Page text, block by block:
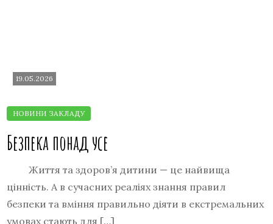
19.05.2026
Безпека понад усе
Життя та здоров’я дитини — це найвища
цінність. А в сучасних реаліях знання правил
безпеки та вміння правильно діяти в екстремальних
умовах стають для […]